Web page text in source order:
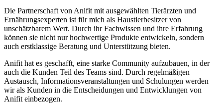
Die ​Partnerschaft ⁤von Anifit mit ausgewählten Tierärzten und
Ernährungsexperten ist für mich als Haustierbesitzer von
unschätzbarem Wert.⁣ Durch ihr Fachwissen und ⁣ihre Erfahrung
können sie nicht nur ⁣hochwertige Produkte entwickeln, sondern
auch erstklassige Beratung und Unterstützung bieten.
Anifit hat ⁢es ⁢geschafft, eine⁢ starke Community ‍aufzubauen, in der
auch die Kunden Teil des Teams sind. Durch regelmäßigen
Austausch, Informationsveranstaltungen‍ und Schulungen werden
wir als Kunden in die Entscheidungen und Entwicklungen ‌von
Anifit​ einbezogen.